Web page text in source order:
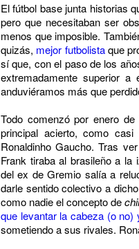
El fútbol base junta historias
pero que necesitaban ser
menos que imposible.
quizás, mejor futbolistaque
sí que, con el paso de los
extremadamente superior
anduviéramos más que
Todo comenzó por enero
principal acierto, como
Ronaldinho Gaucho. Tras
Frank tiraba al brasileño a la
del ex de Gremio salía a
darle sentido colectivo a
como nadie el concepto de
que levantar la cabeza (o no)
sometiendo a sus rivales.